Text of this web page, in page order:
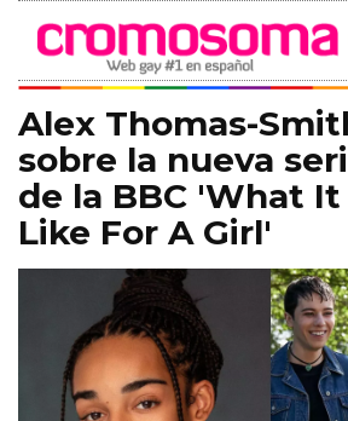
Alex Thomas-
sobre la nueva
de la BBC 'What It
Like For A Girl'